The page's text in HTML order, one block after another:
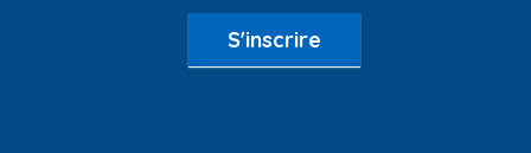
S'inscrire